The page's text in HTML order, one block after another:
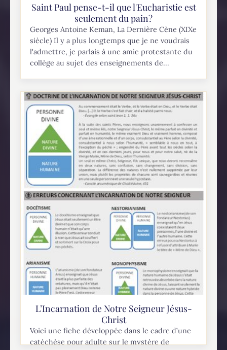
Saint Paul pense-t-il que l'Eucharistie est
seulement du pain?
Georges Antoine Keman, La Dernière Cène (XIXe
siècle) Il y a plus longtemps que je ne voudrais
l'admettre, je parlais à une amie protestante du
collège au sujet des enseignements de...
L’Incarnation de Notre Seigneur Jésus-
Christ
Voici une fiche développée dans le cadre d’une
catéchèse pour adulte sur le mystère de